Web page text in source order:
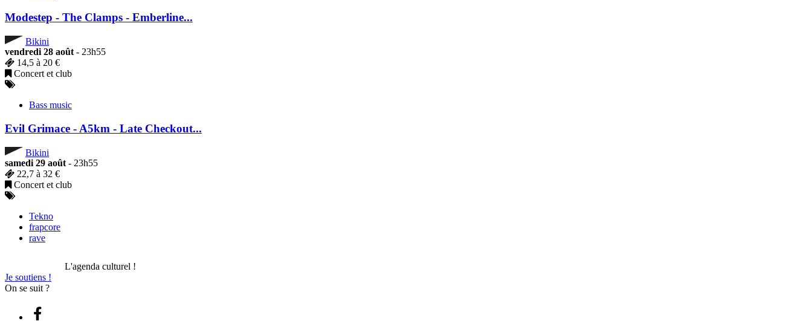
Modestep - The Clamps - Emberline...
Bikini
vendredi 28 août- 23h55
14,5 à 20 €
Concert et club
Bass music
Evil Grimace - A5km - Late Checkout...
Bikini
samedi 29 août- 23h55
22,7 à 32 €
Concert et club
Tekno
frapcore
rave
L'agenda culturel !
Je soutiens !
On se suit ?